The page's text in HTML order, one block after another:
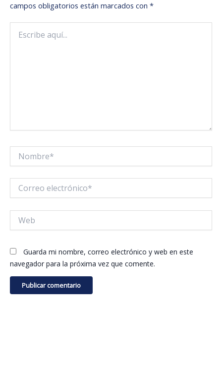
campos obligatorios están marcados con *
aquí...
electrónico*
Guarda mi nombre, correo electrónico y web en este
navegador para la próxima vez que comente.